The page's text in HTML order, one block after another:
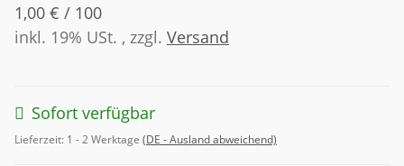
1,00 € / 100
inkl. 19% USt. , zzgl. Versand
Sofort verfügbar
Lieferzeit: 1 - 2 Werktage (DE - Ausland abweichend)